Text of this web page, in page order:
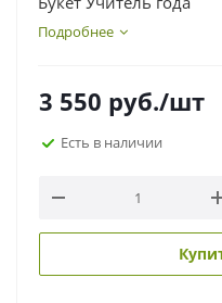
Подробнее
3 550 руб./шт
Есть в наличии